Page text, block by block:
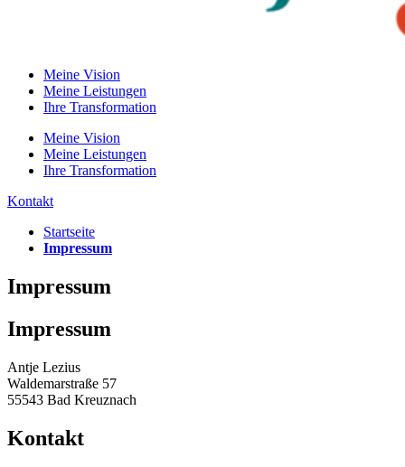
Meine Vision
Meine Leistungen
Ihre Transformation
Meine Vision
Meine Leistungen
Ihre Transformation
Kontakt
Startseite
Impressum
Impressum
Impressum
Antje Lezius
Waldemarstraße 57
55543 Bad Kreuznach
Kontakt